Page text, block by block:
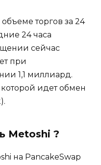
торгов за 24
24 часа
сейчас
при
1,1 миллиард.
идет обмен
Metoshi ?
на PancakeSwap